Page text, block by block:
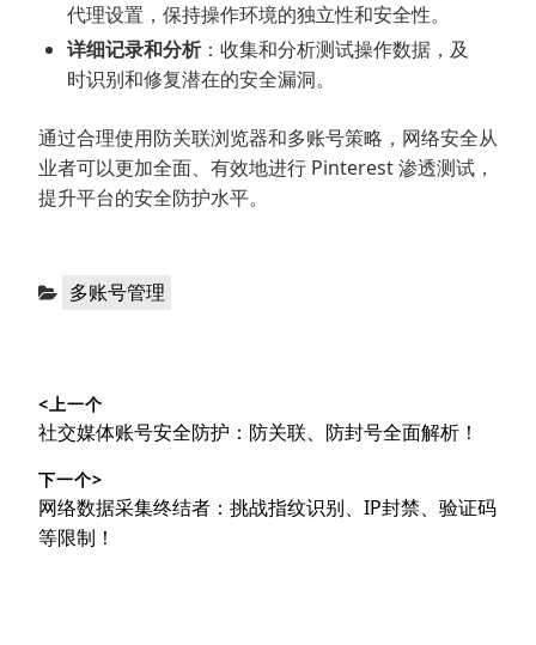
代理设置，保持操作环境的独立性和安全性。
详细记录和分析：收集和分析测试操作数据，及
时识别和修复潜在的安全漏洞。
通过合理使用防关联浏览器和多账号策略，网络安全从
业者可以更加全面、有效地进行 Pinterest 渗透测试，
提升平台的安全防护水平。
分
多账号管理
章
导
航
<上一个
上
文
章：
社交媒体账号安全防护：防关联、防封号全面解析！
下一个>
下
篇
网络数据采集终结者：挑战指纹识别、IP封禁、验证码
等限制！